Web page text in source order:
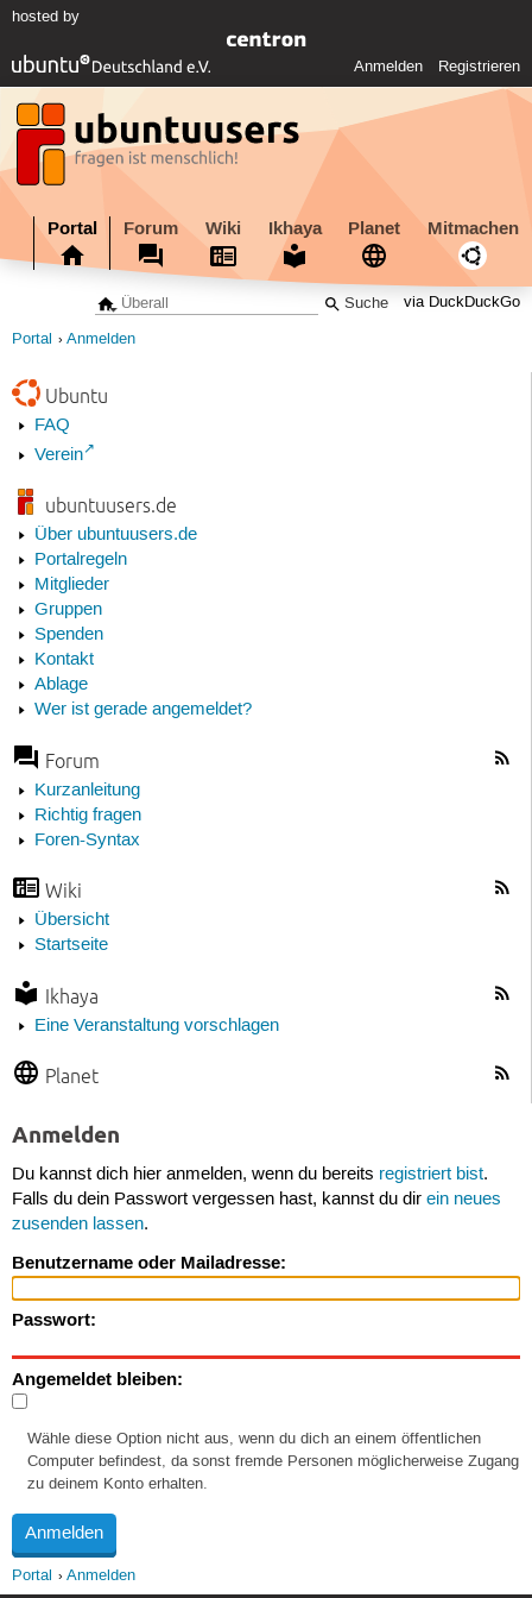
hosted by
Anmelden Registrieren
Portal Forum Wiki Ikhaya Planet Mitmachen
via DuckDuckGo
Portal Anmelden
Ubuntu
FAQ
Verein
ubuntuusers.de
Über ubuntuusers.de
Portalregeln
Mitglieder
Gruppen
Spenden
Kontakt
Ablage
Wer ist gerade angemeldet?
Forum
Kurzanleitung
Richtig fragen
Foren-Syntax
Wiki
Übersicht
Startseite
Ikhaya
Eine Veranstaltung vorschlagen
Planet
Anmelden
Du kannst dich hier anmelden, wenn du bereits registriert bist.
Falls du dein Passwort vergessen hast, kannst du dir ein neues
zusenden lassen.
Benutzername oder Mailadresse:
Passwort:
Angemeldet bleiben:
Wähle diese Option nicht aus, wenn du dich an einem öffentlichen
Computer befindest, da sonst fremde Personen möglicherweise Zugang
zu deinem Konto erhalten.
Portal Anmelden